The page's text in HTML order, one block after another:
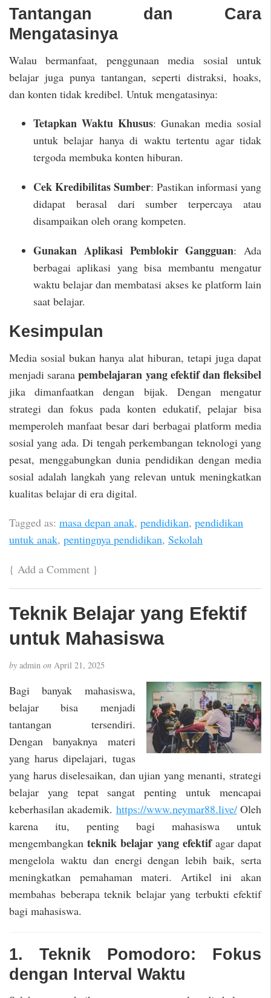
Tantangan dan Cara
Mengatasinya
Walau bermanfaat, penggunaan media sosial untuk
belajar juga punya tantangan, seperti distraksi, hoaks,
dan konten tidak kredibel. Untuk mengatasinya:
Tetapkan Waktu Khusus: Gunakan media sosial
untuk belajar hanya di waktu tertentu agar tidak
tergoda membuka konten hiburan.
Cek Kredibilitas Sumber: Pastikan informasi yang
didapat berasal dari sumber terpercaya atau
disampaikan oleh orang kompeten.
Gunakan Aplikasi Pemblokir Gangguan: Ada
berbagai aplikasi yang bisa membantu mengatur
waktu belajar dan membatasi akses ke platform lain
saat belajar.
Kesimpulan
Media sosial bukan hanya alat hiburan, tetapi juga dapat
menjadi saranapembelajaran yang efektif dan fleksibel
jika dimanfaatkan dengan bijak. Dengan mengatur
strategi dan fokus pada konten edukatif, pelajar bisa
memperoleh manfaat besar dari berbagai platform media
sosial yang ada. Di tengah perkembangan teknologi yang
pesat, menggabungkan dunia pendidikan dengan media
sosial adalah langkah yang relevan untuk meningkatkan
kualitas belajar di era digital.
Tagged as: masa depan anak, pendidikan, pendidikan
untuk anak, pentingnya pendidikan, Sekolah
{ Add a Comment }
Teknik Belajar yang Efektif
untuk Mahasiswa
by admin on April 21, 2025
Bagi banyak mahasiswa,
belajar bisa menjadi
tantangan tersendiri.
Dengan banyaknya materi
yang harus dipelajari, tugas
yang harus diselesaikan, dan ujian yang menanti, strategi
belajar yang tepat sangat penting untuk mencapai
keberhasilan akademik. https://www.neymar88.live/Oleh
karena itu, penting bagi mahasiswa untuk
mengembangkanteknik belajar yang efektifagar dapat
mengelola waktu dan energi dengan lebih baik, serta
meningkatkan pemahaman materi. Artikel ini akan
membahas beberapa teknik belajar yang terbukti efektif
bagi mahasiswa.
1. Teknik Pomodoro: Fokus
dengan Interval Waktu